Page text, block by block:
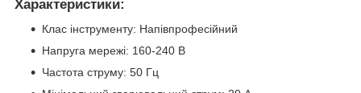
Характеристики:
Клас інструменту: Напівпрофесійний
Напруга мережі: 160-240 В
Частота струму: 50 Гц